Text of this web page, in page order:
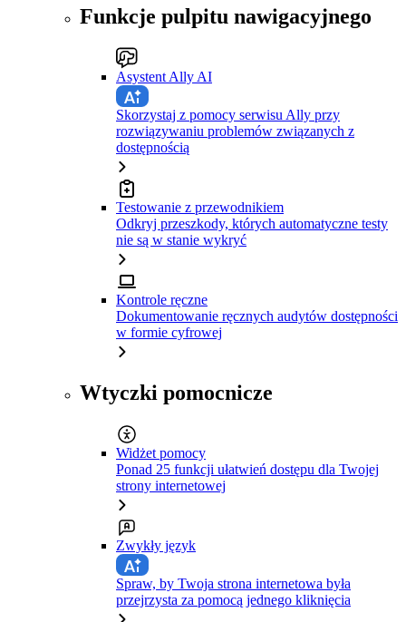
Funkcje pulpitu nawigacyjnego
Asystent Ally AI
Skorzystaj z pomocy serwisu Ally przy
rozwiązywaniu problemów związanych z
dostępnością
Testowanie z przewodnikiem
Odkryj przeszkody, których automatyczne testy
nie są w stanie wykryć
Kontrole ręczne
Dokumentowanie ręcznych audytów dostępności
w formie cyfrowej
Wtyczki pomocnicze
Widżet pomocy
Ponad 25 funkcji ułatwień dostępu dla Twojej
strony internetowej
Zwykły język
Spraw, by Twoja strona internetowa była
przejrzysta za pomocą jednego kliknięcia